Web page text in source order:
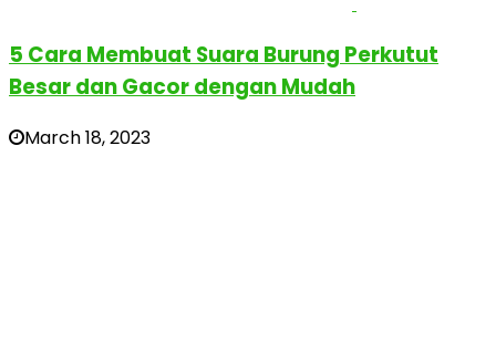
5 Cara Membuat Suara Burung Perkutut
Besar dan Gacor dengan Mudah
March 18, 2023